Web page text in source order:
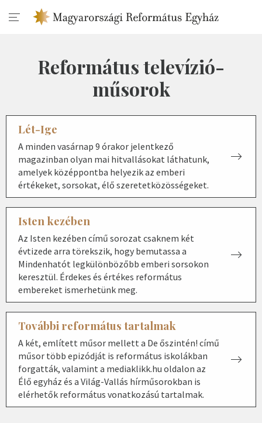
Református televízió-
műsorok
Lét-Ige
A minden vasárnap 9 órakor jelentkező
magazinban olyan mai hitvallásokat láthatunk,
amelyek középpontba helyezik az emberi
értékeket, sorsokat, élő szeretetközösségeket.
Isten kezében
Az Isten kezében című sorozat csaknem két
évtizede arra törekszik, hogy bemutassa a
Mindenhatót legkülönbözőbb emberi sorsokon
keresztül. Érdekes és értékes református
embereket ismerhetünk meg.
További református tartalmak
A két, említett műsor mellett a De őszintén! című
műsor több epizódját is református iskolákban
forgatták, valamint a mediaklikk.hu oldalon az
Élő egyház és a Világ-Vallás hírműsorokban is
elérhetők református vonatkozású tartalmak.